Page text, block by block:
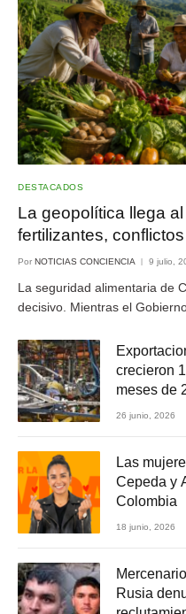
DESTACADOS
La geopolítica llega
fertilizantes,
Por NOTICIAS CONCIENCIA 9 julio,
La seguridad alimentaria de
decisivo. Mientras el
crecieron
meses de
26 junio, 2026
Las
Cepeda y
Colombia
18 junio, 2026
Rusia